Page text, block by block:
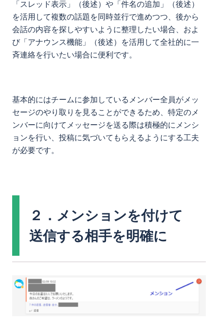
「スレッド表示」（後述）や「件名の追加」（後述）
を活用して複数の話題を同時並行で進めつつ、後から
会話の内容を探しやすいように整理したい場合、およ
び「アナウンス機能」（後述）を活用して全社的に一
斉連絡を行いたい場合に便利です。
基本的にはチームに参加しているメンバー全員がメッ
セージのやり取りを見ることができるため、特定のメ
ンバーに向けてメッセージを送る際は積極的にメンシ
ョンを行い、投稿に気づいてもらえるようにする工夫
が必要です。
２．メンションを付けて
送信する相手を明確に